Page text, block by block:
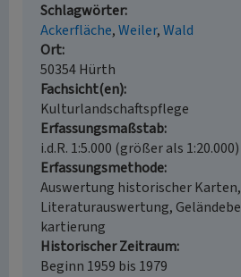
Schlagwörter
Ackerfläche Weiler Wald
Ort
50354 Hürth
Fachsicht(en)
Kulturlandschaftspflege
Erfassungsmaßstab
i.d.R. 1:5.000 (größer als 1:20.000)
Erfassungsmethode
Auswertung historischer Karten,
Literaturauswertung,
kartierung
Historischer Zeitraum
Beginn 1959 bis 1979